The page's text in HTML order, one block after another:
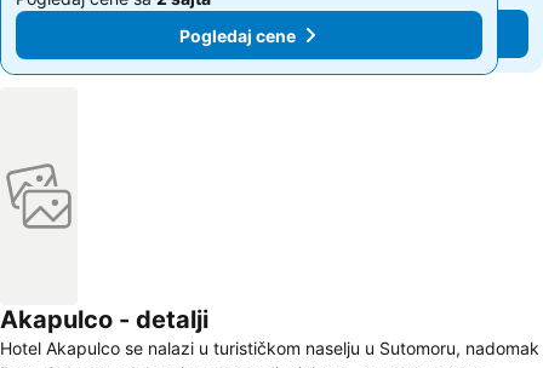
Od
Pogledaj cene
Od
61 € Pogledaj cene
Akapulco - detalji
Hotel Akapulco se nalazi u turističkom naselju u Sutomoru, nadomak